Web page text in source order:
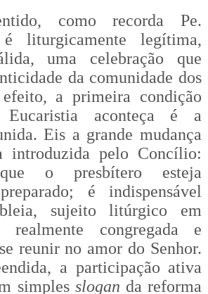
como recorda Pe.
liturgicamente legítima,
uma celebração que
da comunidade dos
a primeira condição
aconteça é a
Eis a grande mudança
introduzida pelo Concílio:
o presbítero esteja
é indispensável
sujeito litúrgico em
realmente congregada e
reunir no amor do Senhor.
a participação ativa
simples slogan da reforma